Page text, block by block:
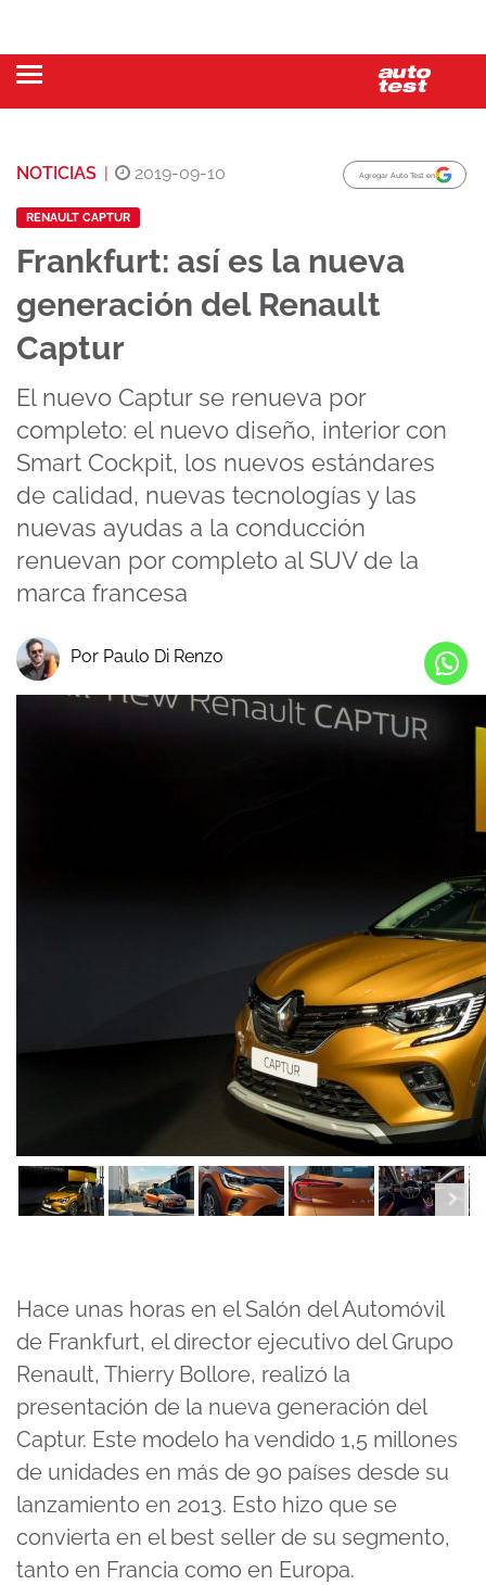
NOTICIAS | 2019-09-10 Agregar Auto Test en
RENAULT CAPTUR
Frankfurt: así es la nueva
generación del Renault
Captur
El nuevo Captur se renueva por
completo: el nuevo diseño, interior con
Smart Cockpit, los nuevos estándares
de calidad, nuevas tecnologías y las
nuevas ayudas a la conducción
renuevan por completo al SUV de la
marca francesa
Por Paulo Di Renzo
Hace unas horas en el Salón del Automóvil
de Frankfurt, el director ejecutivo del Grupo
Renault, Thierry Bollore, realizó la
presentación de la nueva generación del
Captur. Este modelo ha vendido 1,5 millones
de unidades en más de 90 países desde su
lanzamiento en 2013. Esto hizo que se
convierta en el best seller de su segmento,
tanto en Francia como en Europa.